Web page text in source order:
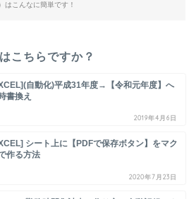
はこんなに簡単です！
こちらですか？
自動化)平成31年度→【令和元年度】へ
書換え
2019年4月6日
シート上に【PDFで保存ボタン】をマク
作る方法
2020年7月23日